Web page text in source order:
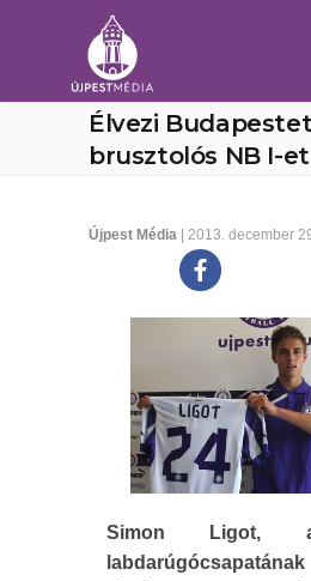
Élvezi
brusztolós NB I-
Újpest Média | 2013. december
Simon Ligot,